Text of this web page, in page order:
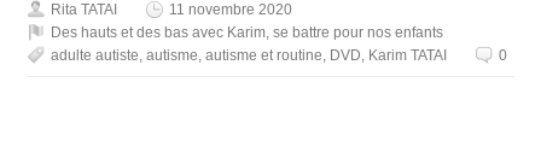
Rita TATAI
11 novembre 2020
Des hauts et des bas avec Karim,se battre pour nos enfants
adulte autiste,autisme,autisme et routine, DVD, Karim TATAI 0